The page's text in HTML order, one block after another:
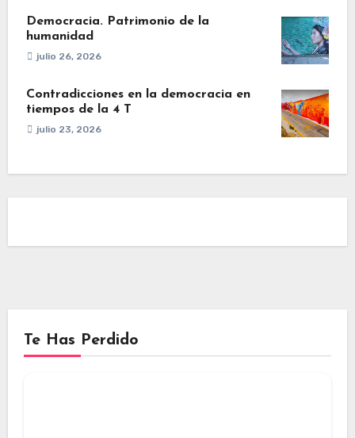
Democracia. Patrimonio de la
humanidad
julio 26, 2026
Contradicciones en la democracia en
tiempos de la 4 T
julio 23, 2026
Te Has Perdido